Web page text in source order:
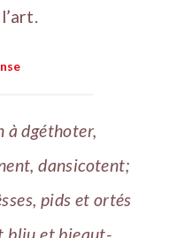
à dgéthoter,
dansicotent;
pids et ortés
bliu et bieaut-